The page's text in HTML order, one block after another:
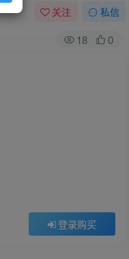
关注 私信
18 0
登录购买